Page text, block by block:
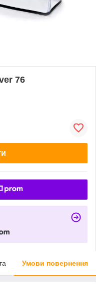
76
Умови повернення